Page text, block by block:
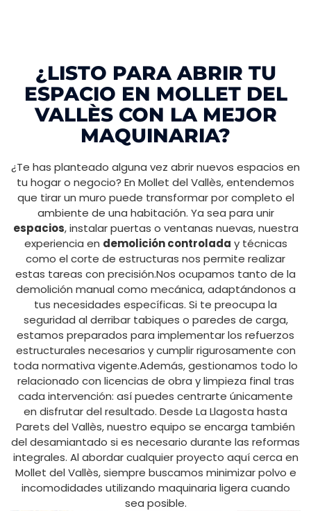
¿LISTO PARA ABRIR TU
ESPACIO EN MOLLET DEL
VALLÈS CON LA MEJOR
MAQUINARIA?
¿Te has planteado alguna vez abrir nuevos espacios en
tu hogar o negocio? En Mollet del Vallès, entendemos
que tirar un muro puede transformar por completo el
ambiente de una habitación. Ya sea para unir
espacios, instalar puertas o ventanas nuevas, nuestra
experiencia en demolición controlada y técnicas
como el corte de estructuras nos permite realizar
estas tareas con precisión.Nos ocupamos tanto de la
demolición manual como mecánica, adaptándonos a
tus necesidades específicas. Si te preocupa la
seguridad al derribar tabiques o paredes de carga,
estamos preparados para implementar los refuerzos
estructurales necesarios y cumplir rigurosamente con
toda normativa vigente.Además, gestionamos todo lo
relacionado con licencias de obra y limpieza final tras
cada intervención: así puedes centrarte únicamente
en disfrutar del resultado. Desde La Llagosta hasta
Parets del Vallès, nuestro equipo se encarga también
del desamiantado si es necesario durante las reformas
integrales. Al abordar cualquier proyecto aquí cerca en
Mollet del Vallès, siempre buscamos minimizar polvo e
incomodidades utilizando maquinaria ligera cuando
sea posible.